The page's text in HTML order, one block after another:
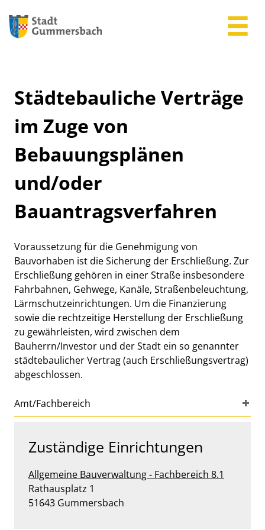
Städtebauliche Verträge
im Zuge von
Bebauungsplänen
und/oder
Bauantragsverfahren
Beschreibung
Voraussetzung für die Genehmigung von
Bauvorhaben ist die Sicherung der Erschließung. Zur
Erschließung gehören in einer Straße insbesondere
Fahrbahnen, Gehwege, Kanäle, Straßenbeleuchtung,
Lärmschutzeinrichtungen. Um die Finanzierung
sowie die rechtzeitige Herstellung der Erschließung
zu gewährleisten, wird zwischen dem
Bauherrn/Investor und der Stadt ein so genannter
städtebaulicher Vertrag (auch Erschließungsvertrag)
abgeschlossen.
Amt/Fachbereich
Zuständige Einrichtungen
Allgemeine Bauverwaltung - Fachbereich 8.1
Straße:
Rathausplatz Hausnummer:
1
PLZ:
51643 Ort:
Gummersbach